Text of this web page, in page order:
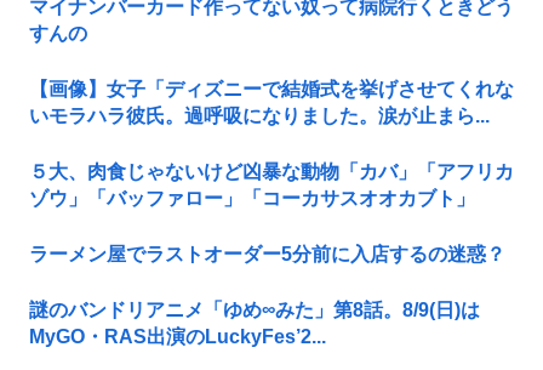
マイナンバーカード作ってない奴って病院行くときどう
すんの
【画像】女子「ディズニーで結婚式を挙げさせてくれな
いモラハラ彼氏。過呼吸になりました。涙が止まら...
５大、肉食じゃないけど凶暴な動物「カバ」「アフリカ
ゾウ」「バッファロー」「コーカサスオオカブト」
ラーメン屋でラストオーダー5分前に入店するの迷惑？
謎のバンドリアニメ「ゆめ∞みた」第8話。8/9(日)は
MyGO・RAS出演のLuckyFes’2...